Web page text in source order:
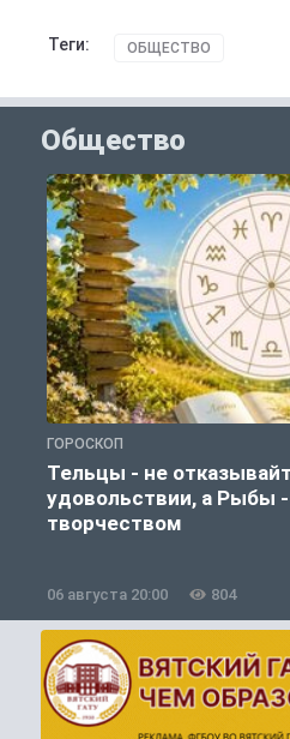
Теги: ОБЩЕСТВО
Общество
ГОРОСКОП
Тельцы - не
удовольствии, а Рыбы
творчеством
06 августа 20:00 804